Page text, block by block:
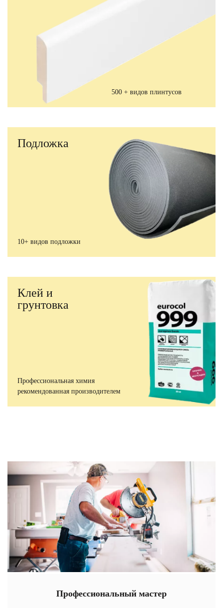
500 + видов плинтусов
Подложка
10+ видов подложки
Клей и
грунтовка
Профессиональная химия
рекомендованная производителем
Профессиональный мастер